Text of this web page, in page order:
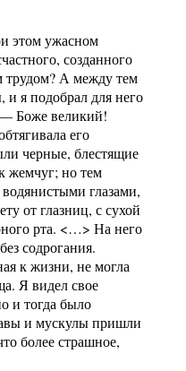
этом ужасном
созданного
А между тем
я подобрал для него
Боже великий!
его
черные, блестящие
жемчуг; но тем
глазами,
от глазниц, с сухой
рта. <…> На него
содрогания.
к жизни, не могла
Я видел свое
и тогда было
и мускулы пришли
более страшное,